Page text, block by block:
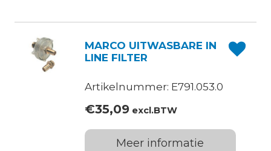
MARCO UITWASBARE IN
LINE FILTER
Artikelnummer: E791.053.0
€35,09excl.BTW
Meer informatie